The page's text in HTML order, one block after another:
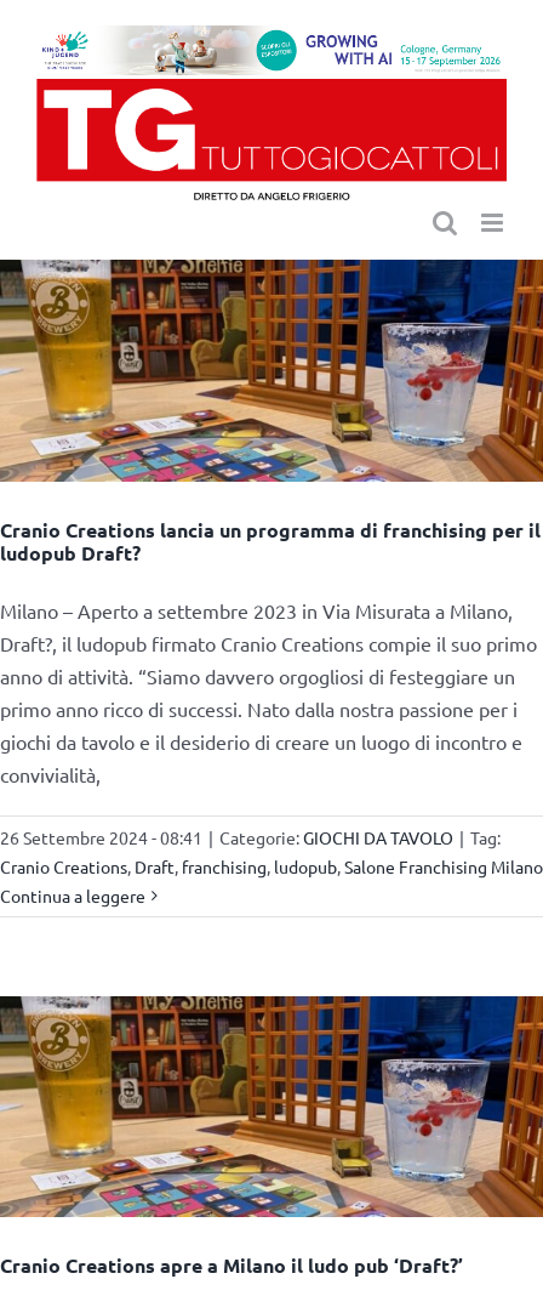
contenuto
Cranio Creations lancia un programma di franchising per il
ludopub Draft?
Milano – Aperto a settembre 2023 in Via Misurata a Milano,
Draft?, il ludopub firmato Cranio Creations compie il suo primo
anno di attività. “Siamo davvero orgogliosi di festeggiare un
primo anno ricco di successi. Nato dalla nostra passione per i
giochi da tavolo e il desiderio di creare un luogo di incontro e
convivialità,
26 Settembre 2024 - 08:41 | Categorie:GIOCHI DA TAVOLO | Tag:
Cranio Creations Draft franchising ludopub Salone Franchising Milano
Continua a leggere
Cranio Creations apre a Milano il ludo pub ‘Draft?’